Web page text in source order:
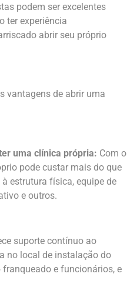
podem ser excelentes
ter experiência
abrir seu próprio
vantagens de abrir uma
uma clínica própria: Com o
pode custar mais do que
estrutura física, equipe de
e outros.
suporte contínuo ao
no local de instalação do
e funcionários, e